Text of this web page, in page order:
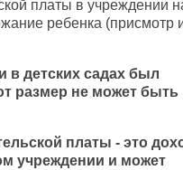
платы в учреждении
ребенка (присмотр
в детских садах был
размер не может быть
платы - это
учреждении и может